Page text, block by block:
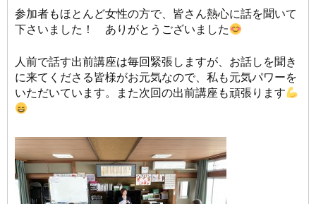
参加者もほとんど女性の方で、皆さん熱心に話を聞いて
下さいました！ ありがとうございました
人前で話す出前講座は毎回緊張しますが、お話しを聞き
に来てくださる皆様がお元気なので、私も元気パワーを
いただいています。また次回の出前講座も頑張ります